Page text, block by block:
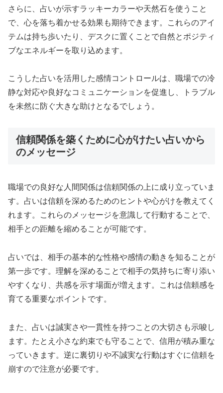
さらに、占いが示すラッキーカラーや天然石を使うこと
で、心を落ち着かせる効果も期待できます。これらのアイ
テムは持ち歩いたり、デスクに置くことで自然とポジティ
ブなエネルギーを取り込めます。
こうした占いを活用した感情コントロールは、職場での冷
静な対応や良好なコミュニケーションを促進し、トラブル
を未然に防ぐ大きな助けとなるでしょう。
信頼関係を築くために心がけたい占いから
のメッセージ
職場での良好な人間関係は信頼関係の上に成り立っていま
す。占いは信頼を深めるためのヒントや心がけを教えてく
れます。これらのメッセージを意識して行動することで、
相手との距離を縮めることが可能です。
占いでは、相手の基本的な性格や感情の動きを知ることが
第一歩です。理解を深めることで相手の気持ちに寄り添い
やすくなり、共感を示す場面が増えます。これは信頼感を
育てる重要なポイントです。
また、占いは誠実さや一貫性を持つことの大切さも示唆し
ます。たとえ小さな約束でも守ることで、信用が積み重な
っていきます。逆に裏切りや不誠実な行動はすぐに信頼を
崩すので注意が必要です。